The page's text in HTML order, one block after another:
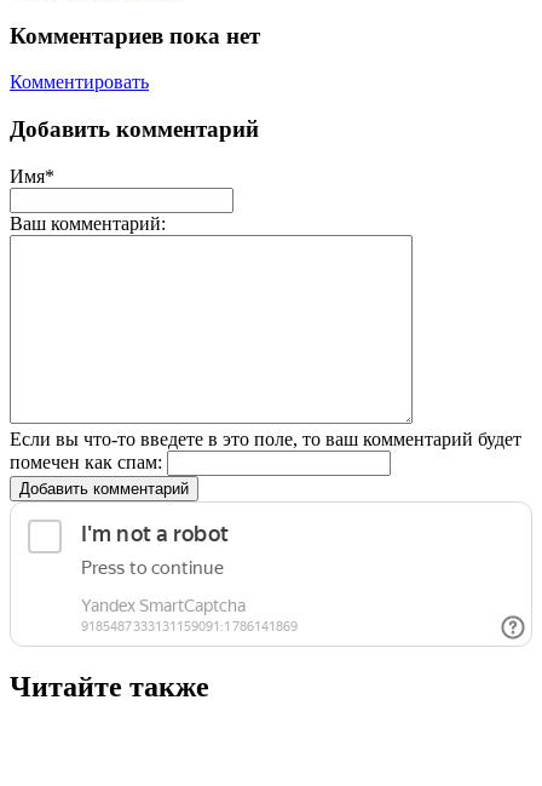
Комментариев пока нет
Комментировать
Добавить комментарий
Имя*
Ваш комментарий:
Если вы что-то введете в это поле, то ваш комментарий будет
помечен как спам:
Добавить комментарий
Читайте также